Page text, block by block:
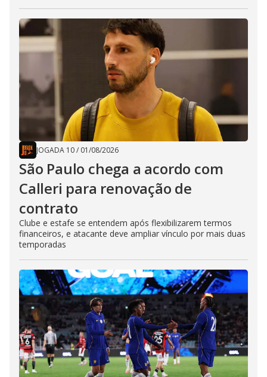
JOGADA 10/ 01/08/2026
São Paulo chega a acordo com
Calleri para renovação de
contrato
Clube e estafe se entendem após flexibilizarem termos
financeiros, e atacante deve ampliar vínculo por mais duas
temporadas